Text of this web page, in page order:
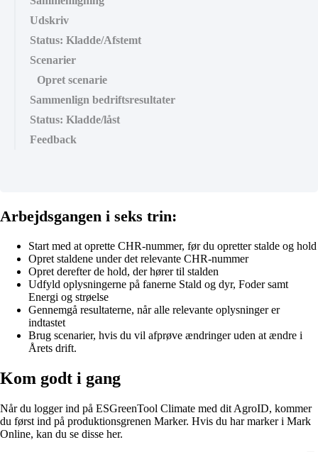
Udskriv
Status: Kladde/Afstemt
Scenarier
Opret scenarie
Sammenlign bedriftsresultater
Status: Kladde/låst
Feedback
Arbejdsgangen i seks trin:
Start med at oprette CHR-nummer, før du opretter stalde og hold
Opret staldene under det relevante CHR-nummer
Opret derefter de hold, der hører til stalden
Udfyld oplysningerne på fanerne Stald og dyr, Foder samt
Energi og strøelse
Gennemgå resultaterne, når alle relevante oplysninger er
indtastet
Brug scenarier, hvis du vil afprøve ændringer uden at ændre i
Årets drift.
Kom godt i gang
Når du logger ind på ESGreenTool Climate med dit AgroID, kommer
du først ind på produktionsgrenen Marker. Hvis du har marker i Mark
Online, kan du se disse her.